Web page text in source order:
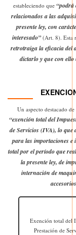
estableciendo que “podrá
relacionados a las
presente ley, con
interesado” (Art. 8). Esta
retrotraiga la eficacia del
dictarlo y que con ello
Un aspecto destacado
“exención total del
de Servicios (IVA), lo que
para las importaciones e
total por el período que
la presente ley, de
internación de
Exención total del
Prestación de